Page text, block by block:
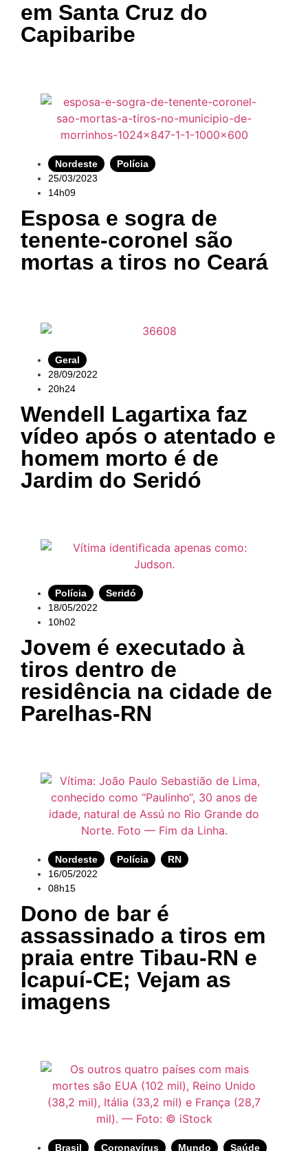
em Santa Cruz do
Capibaribe
Nordeste
Polícia
25/03/2023
14h09
Esposa e sogra de
tenente-coronel são
mortas a tiros no Ceará
Geral
28/09/2022
20h24
Wendell Lagartixa faz
vídeo após o atentado e
homem morto é de
Jardim do Seridó
Polícia
Seridó
18/05/2022
10h02
Jovem é executado à
tiros dentro de
residência na cidade de
Parelhas-RN
Nordeste Polícia
RN
16/05/2022
08h15
Dono de bar é
assassinado a tiros em
praia entre Tibau-RN e
Icapuí-CE; Vejam as
imagens
Brasil Coronavírus Mundo Saúde